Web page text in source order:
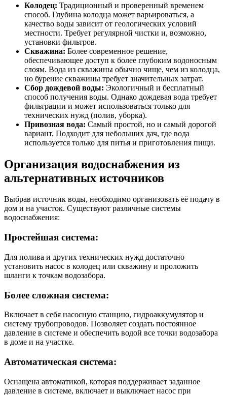
Колодец: Традиционный и проверенный временем
способ. Глубина колодца может варьироваться, а
качество воды зависит от геологических условий
местности. Требует регулярной чистки и, возможно,
установки фильтров.
Скважина: Более современное решение,
обеспечивающее доступ к более глубоким водоносным
слоям. Вода из скважины обычно чище, чем из колодца,
но бурение скважины требует значительных затрат.
Сбор дождевой воды: Экологичный и бесплатный
способ получения воды. Однако дождевая вода требует
фильтрации и может использоваться только для
технических нужд (полив, уборка).
Привозная вода: Самый простой, но и самый дорогой
вариант. Подходит для небольших дач, где вода
используется только для питья и приготовления пищи.
Организация водоснабжения из
альтернативных источников
Выбрав источник воды, необходимо организовать её подачу в
дом и на участок. Существуют различные системы
водоснабжения:
Простейшая система:
Для полива и других технических нужд достаточно
установить насос в колодец или скважину и проложить
шланги к точкам водозабора.
Более сложная система:
Включает в себя насосную станцию, гидроаккумулятор и
систему трубопроводов. Позволяет создать постоянное
давление в системе и обеспечить водой все точки водозабора
в доме и на участке.
Автоматическая система:
Оснащена автоматикой, которая поддерживает заданное
давление в системе, включает и выключает насос при